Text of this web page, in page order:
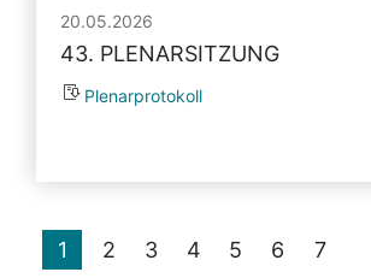
20.05.2026
43. PLENARSITZUNG
Plenarprotokoll
1 2 3 4 5 6 7